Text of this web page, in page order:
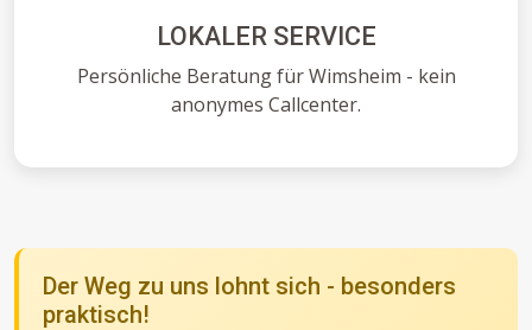
LOKALER SERVICE
Persönliche Beratung für Wimsheim - kein
anonymes Callcenter.
Der Weg zu uns lohnt sich - besonders
praktisch!